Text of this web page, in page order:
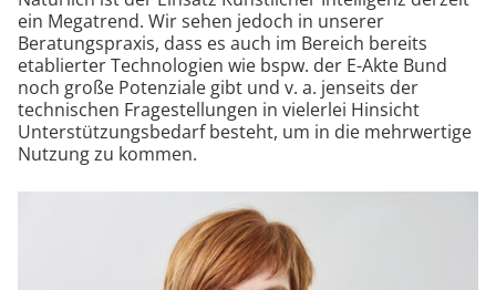
ein Megatrend. Wir sehen jedoch in unserer
Beratungspraxis, dass es auch im Bereich bereits
etablierter Technologien wie bspw. der E-Akte Bund
noch große Potenziale gibt und v. a. jenseits der
technischen Fragestellungen in vielerlei Hinsicht
Unterstützungsbedarf besteht, um in die mehrwertige
Nutzung zu kommen.